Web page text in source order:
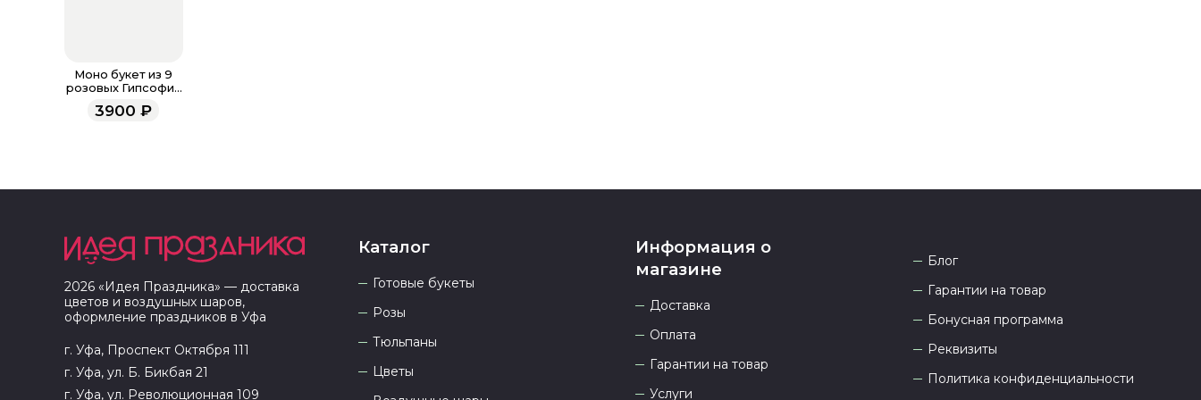
Моно букет из 9
розовых Гипсофил
в фоамиране
3900 ₽
2026 «Идея Праздника» — доставка
цветов и воздушных шаров,
оформление праздников в Уфа
г. Уфа, Проспект Октября 111
г. Уфа, ул. Б. Бикбая 21
г. Уфа, ул. Революционная 109
Каталог
Готовые букеты
Розы
Тюльпаны
Цветы
Информация о
магазине
Доставка
Оплата
Гарантии на товар
Услуги
Блог
Гарантии на товар
Бонусная программа
Реквизиты
Политика конфиденциальности